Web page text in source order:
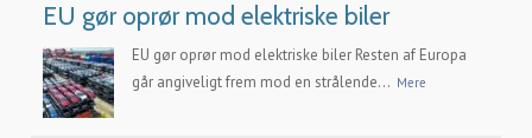
EU gør oprør mod elektriske biler
EU gør oprør mod elektriske biler Resten af Europa
går angiveligt frem mod en strålende... Mere